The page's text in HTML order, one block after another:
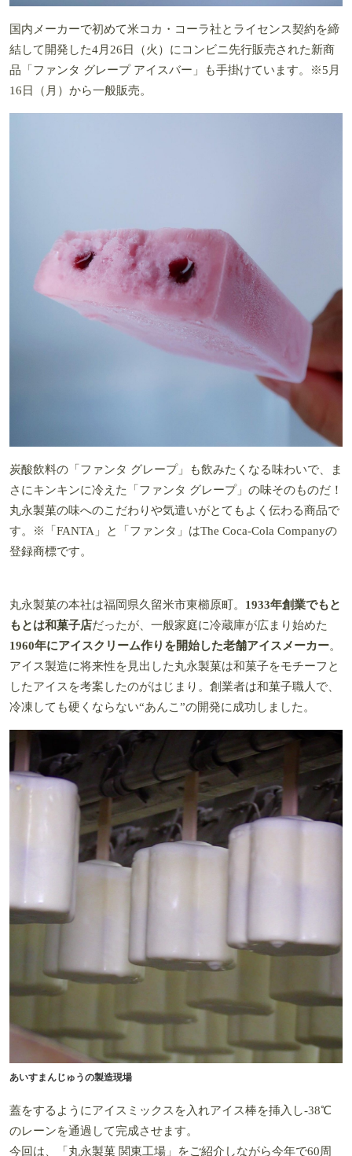
国内メーカーで初めて米コカ・コーラ社とライセンス契約を締
結して開発した4月26日（火）にコンビニ先行販売された新商
品「ファンタ グレープ アイスバー」も手掛けています。※5月
16日（月）から一般販売。
炭酸飲料の「ファンタ グレープ」も飲みたくなる味わいで、ま
さにキンキンに冷えた「ファンタ グレープ」の味そのものだ！
丸永製菓の味へのこだわりや気遣いがとてもよく伝わる商品で
す。※「FANTA」と「ファンタ」はThe Coca-Cola Companyの
登録商標です。
丸永製菓の本社は福岡県久留米市東櫛原町。 1933年創業でもと
もとは和菓子店だったが、一般家庭に冷蔵庫が広まり始めた
1960年にアイスクリーム作りを開始した老舗アイスメーカー。
アイス製造に将来性を見出した丸永製菓は和菓子をモチーフと
したアイスを考案したのがはじまり。創業者は和菓子職人で、
冷凍しても硬くならない“あんこ”の開発に成功しました。
あいすまんじゅうの製造現場
蓋をするようにアイスミックスを入れアイス棒を挿入し-38℃
のレーンを通過して完成させます。
今回は、「丸永製菓 関東工場」をご紹介しながら今年で60周